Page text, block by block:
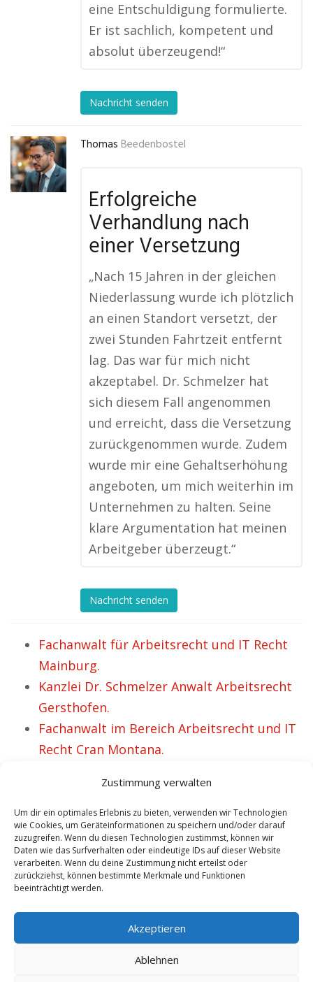
Zustimmung verwalten
Um dir ein optimales Erlebnis zu bieten, verwenden wir Technologien
wie Cookies, um Geräteinformationen zu speichern und/oder darauf
zuzugreifen. Wenn du diesen Technologien zustimmst, können wir
Daten wie das Surfverhalten oder eindeutige IDs auf dieser Website
verarbeiten. Wenn du deine Zustimmung nicht erteilst oder
zurückziehst, können bestimmte Merkmale und Funktionen
beeinträchtigt werden.
Akzeptieren
Ablehnen
eine Entschuldigung formulierte.
Er ist sachlich, kompetent und
absolut überzeugend!“
Nachricht senden
Thomas Beedenbostel
Erfolgreiche
Verhandlung nach
einer Versetzung
„Nach 15 Jahren in der gleichen
Niederlassung wurde ich plötzlich
an einen Standort versetzt, der
zwei Stunden Fahrtzeit entfernt
lag. Das war für mich nicht
akzeptabel. Dr. Schmelzer hat
sich diesem Fall angenommen
und erreicht, dass die Versetzung
zurückgenommen wurde. Zudem
wurde mir eine Gehaltserhöhung
angeboten, um mich weiterhin im
Unternehmen zu halten. Seine
klare Argumentation hat meinen
Arbeitgeber überzeugt.“
Nachricht senden
Fachanwalt für Arbeitsrecht und IT Recht
Mainburg.
Kanzlei Dr. Schmelzer Anwalt Arbeitsrecht
Gersthofen.
Fachanwalt im Bereich Arbeitsrecht und IT
Recht Cran Montana.
Betreuung für Arbeitnehmer.
Anwalt Arbeitsrecht Weißensee – Schon
mehr als 47 glückliche Klienten.
Fachanwalt für IT- und Arbeitsrecht
Mannersdorf.
Rechtsanwalt Stockach Experte für
Arbeitsrecht und IT Recht.